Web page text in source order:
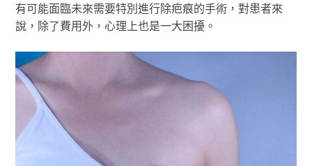
有可能面臨未來需要特別進行除疤痕的手術，對患者來
說，除了費用外，心理上也是一大困擾。